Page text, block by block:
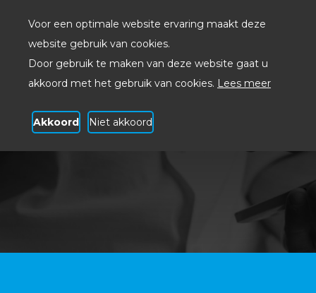
Voor een optimale website ervaring maakt deze
website gebruik van cookies.
Door gebruik te maken van deze website gaat u
akkoord met het gebruik van cookies. Lees meer
Akkoord Niet akkoord
BICT Hosted Voice